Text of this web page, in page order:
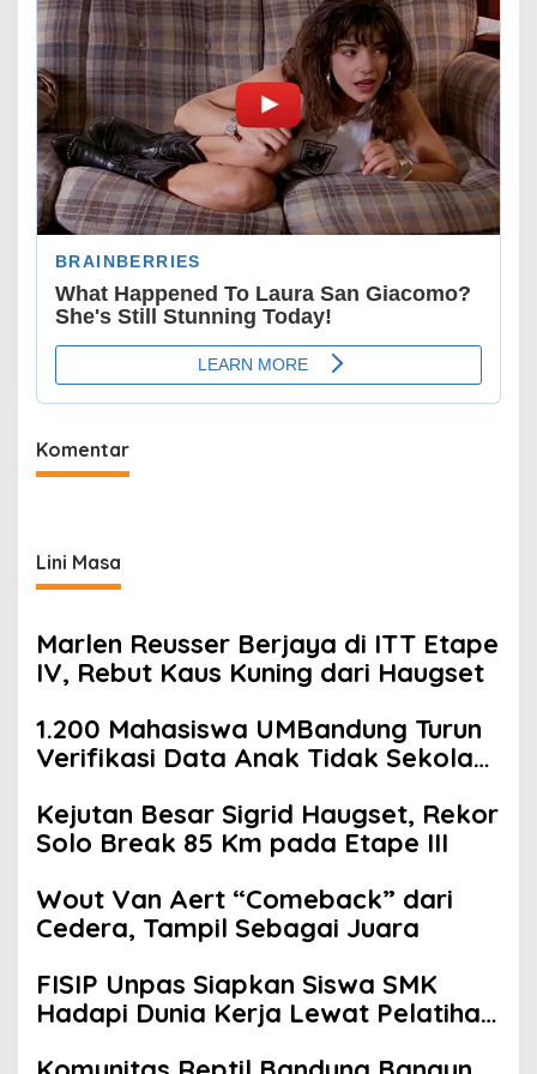
Komentar
Lini Masa
Marlen Reusser Berjaya di ITT Etape
IV, Rebut Kaus Kuning dari Haugset
1.200 Mahasiswa UMBandung Turun
Verifikasi Data Anak Tidak Sekolah,
Jawa Barat Menyelamatkan
Generasi
Kejutan Besar Sigrid Haugset, Rekor
Solo Break 85 Km pada Etape III
Wout Van Aert “Comeback” dari
Cedera, Tampil Sebagai Juara
FISIP Unpas Siapkan Siswa SMK
Hadapi Dunia Kerja Lewat Pelatihan